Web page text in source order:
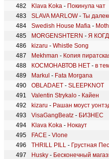
Klava Koka - Покинула чат
SLAVA MARLOW- Ты
Swedish House Mafia -
MORGENSHTERN - Я
kizaru - Whistle Song
Mekhman - Копия
КОСМОНАВТОВ НЕТ - в
Markul - Fata Morgana
OBLADAET - SLEEPKNOT
Valentin Strykalo - Кайен
kizaru - Рашан моуст
VisaGangBeatz - БИЗНЕС
Klava Koka - Нокаут
FACE - Vlone
THRILL PILL - Грустная
Husky - Бесконечный